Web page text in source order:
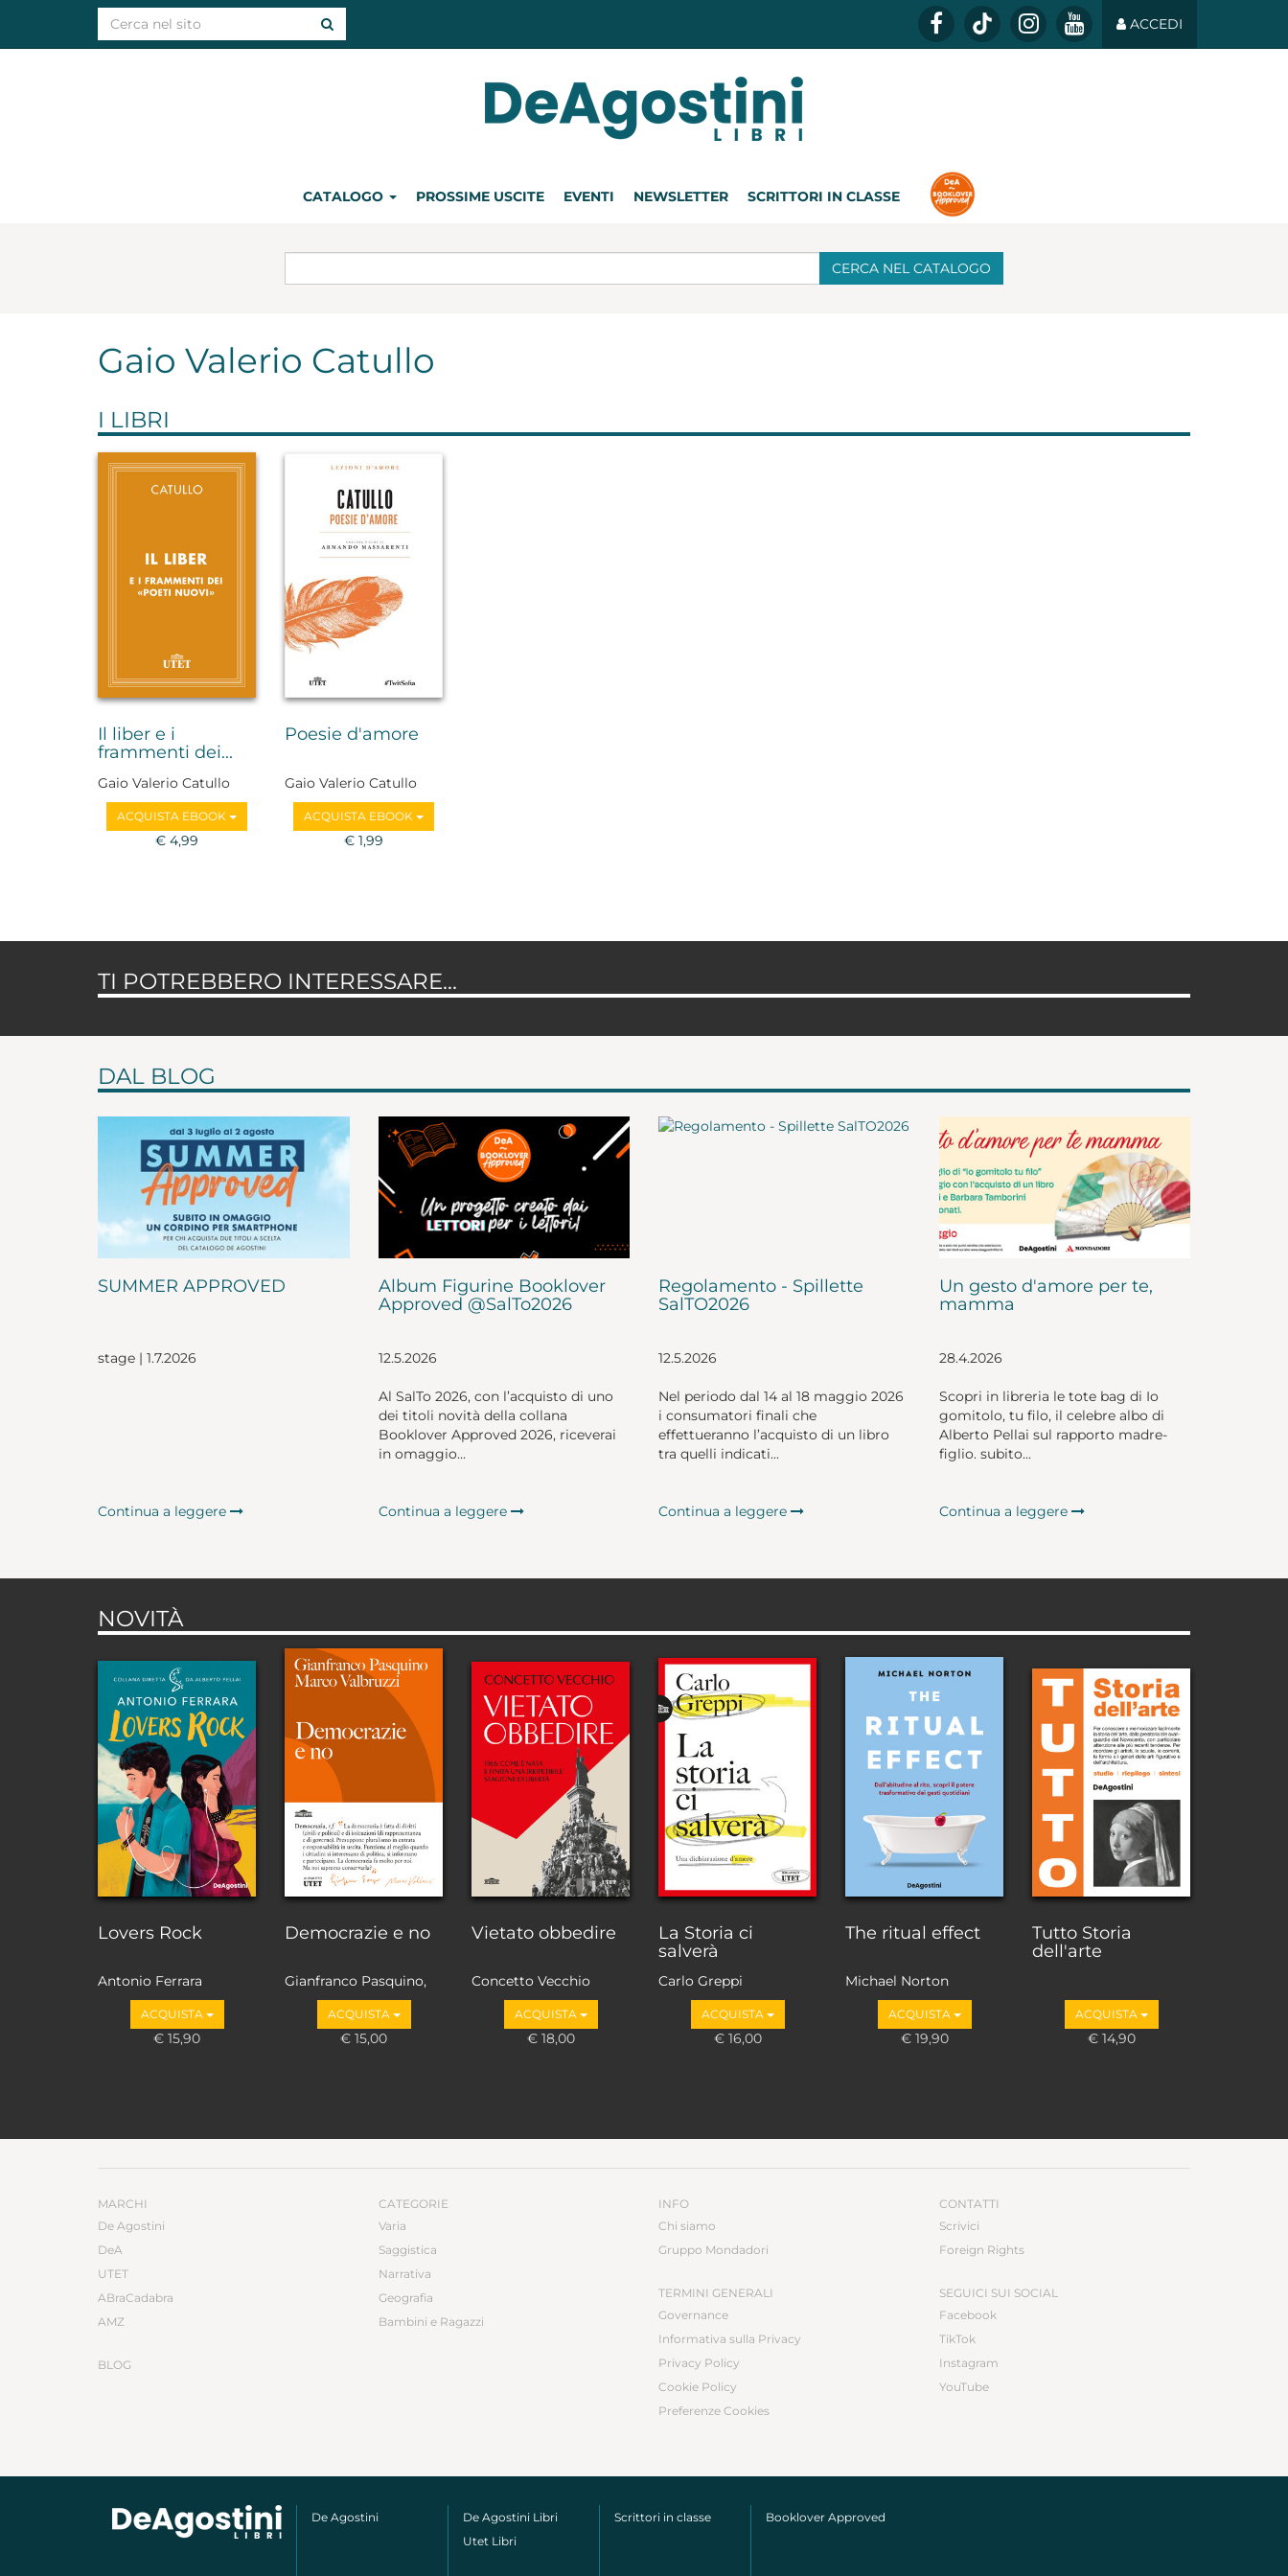
ACCEDI
CATALOGO PROSSIME USCITE EVENTI NEWSLETTER SCRITTORI IN CLASSE
CERCA NEL CATALOGO
Gaio Valerio Catullo
I LIBRI
Il liber e i
frammenti dei...
Gaio Valerio Catullo
ACQUISTA EBOOK
€ 4,99
Poesie d'amore
Gaio Valerio Catullo
ACQUISTA EBOOK
€ 1,99
TI POTREBBERO INTERESSARE...
DAL BLOG
SUMMER APPROVED
stage | 1.7.2026
Continua a leggere
Album Figurine Booklover
Approved @SalTo2026
12.5.2026
Al SalTo 2026, con l’acquisto di uno
dei titoli novità della collana
Booklover Approved 2026, riceverai
in omaggio...
Continua a leggere
Regolamento - Spillette
SalTO2026
12.5.2026
Nel periodo dal 14 al 18 maggio 2026
i consumatori finali che
effettueranno l’acquisto di un libro
tra quelli indicati...
Continua a leggere
Un gesto d'amore per te,
mamma
28.4.2026
Scopri in libreria le tote bag di Io
gomitolo, tu filo, il celebre albo di
Alberto Pellai sul rapporto madre-
figlio. subito...
Continua a leggere
NOVITÀ
Lovers Rock
Antonio Ferrara
ACQUISTA
€ 15,90
Democrazie e no
Gianfranco Pasquino,
Marco Valbruzzi
ACQUISTA
€ 15,00
Vietato obbedire
Concetto Vecchio
ACQUISTA
€ 18,00
La Storia ci
salverà
Carlo Greppi
ACQUISTA
€ 16,00
The ritual effect
Michael Norton
ACQUISTA
€ 19,90
Tutto Storia
dell'arte
ACQUISTA
€ 14,90
MARCHI
De Agostini
DeA
UTET
ABraCadabra
AMZ
BLOG
CATEGORIE
Varia
Saggistica
Narrativa
Geografia
Bambini e Ragazzi
INFO
Chi siamo
Gruppo Mondadori
TERMINI GENERALI
Governance
Informativa sulla Privacy
Privacy Policy
Cookie Policy
Preferenze Cookies
CONTATTI
Scrivici
Foreign Rights
SEGUICI SUI SOCIAL
Facebook
TikTok
Instagram
YouTube
De Agostini
De Agostini Libri
Utet Libri
Scrittori in classe Booklover Approved